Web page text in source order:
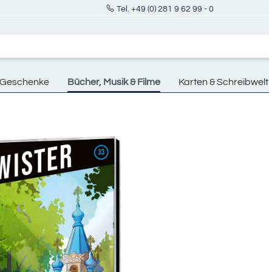
Tel. +49 (0) 281 9 62 99 - 0
Geschenke Bücher, Musik & Filme Karten & Schreibwelt